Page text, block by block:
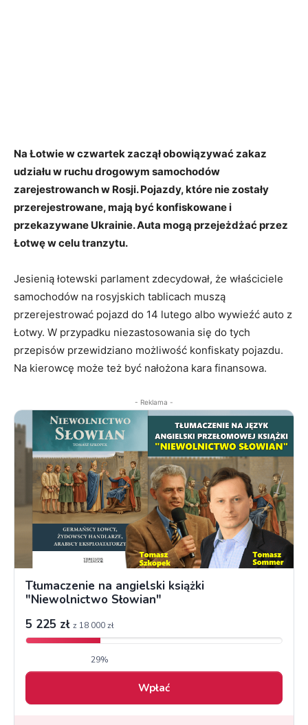
Na Łotwie w czwartek zaczął obowiązywać zakaz
udziału w ruchu drogowym samochodów
zarejestrowanch w Rosji. Pojazdy, które nie zostały
przerejestrowane, mają być konfiskowane i
przekazywane Ukrainie. Auta mogą przejeżdżać przez
Łotwę w celu tranzytu.
Jesienią łotewski parlament zdecydował, że właściciele
samochodów na rosyjskich tablicach muszą
przerejestrować pojazd do 14 lutego albo wywieźć auto z
Łotwy. W przypadku niezastosowania się do tych
przepisów przewidziano możliwość konfiskaty pojazdu.
Na kierowcę może też być nałożona kara finansowa.
- Reklama -